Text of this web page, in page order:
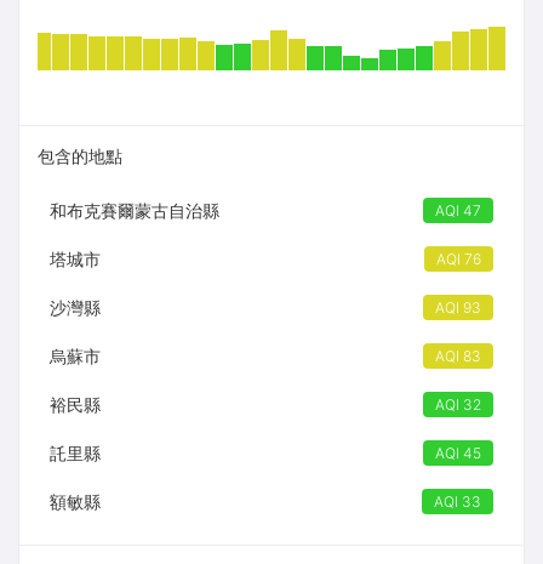
包含的地點
和布克賽爾蒙古自治縣 AQI 47
塔城市 AQI 76
沙灣縣 AQI 93
烏蘇市 AQI 83
裕民縣 AQI 32
託里縣 AQI 45
額敏縣 AQI 33